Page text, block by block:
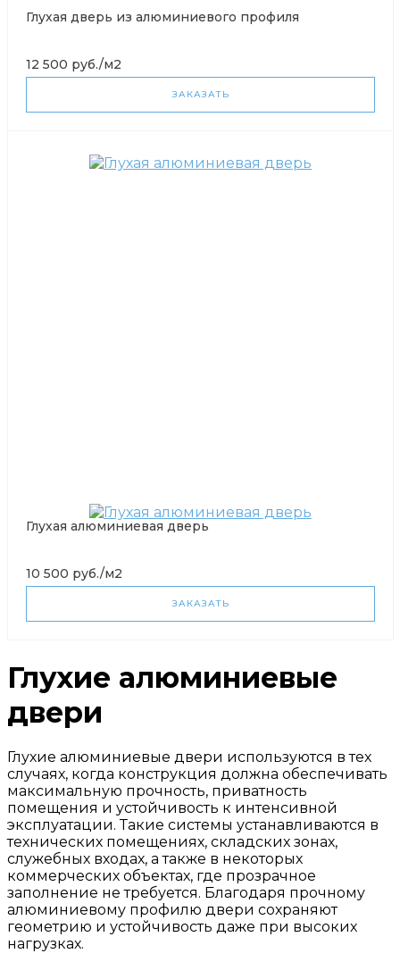
Глухая дверь из алюминиевого профиля
12 500 руб./м2
ЗАКАЗАТЬ
Глухая алюминиевая дверь
10 500 руб./м2
ЗАКАЗАТЬ
Глухие алюминиевые
двери
Глухие алюминиевые двери используются в тех
случаях, когда конструкция должна обеспечивать
максимальную прочность, приватность
помещения и устойчивость к интенсивной
эксплуатации. Такие системы устанавливаются в
технических помещениях, складских зонах,
служебных входах, а также в некоторых
коммерческих объектах, где прозрачное
заполнение не требуется. Благодаря прочному
алюминиевому профилю двери сохраняют
геометрию и устойчивость даже при высоких
нагрузках.